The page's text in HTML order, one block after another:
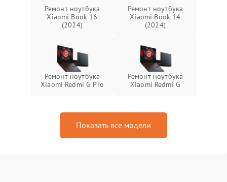
Ремонт ноутбука
Xiaomi Book 16
(2024)
Ремонт ноутбука
Xiaomi Book 14
(2024)
Ремонт ноутбука
Xiaomi Redmi G Pro
Ремонт ноутбука
Xiaomi Redmi G
Показать все модели